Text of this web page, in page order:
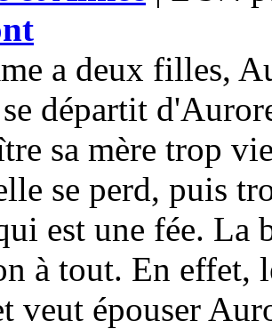
a deux filles,
départit
sa mère trop
se perd, puis
est une fée.
à tout. En effet,
veut épouser